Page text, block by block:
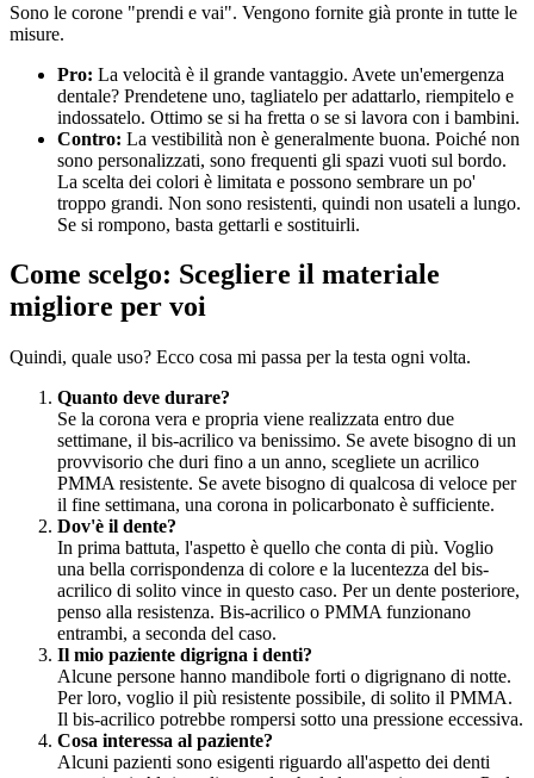
Sono le corone "prendi e vai". Vengono fornite già pronte in tutte le
misure.
Pro: La velocità è il grande vantaggio. Avete un'emergenza
dentale? Prendetene uno, tagliatelo per adattarlo, riempitelo e
indossatelo. Ottimo se si ha fretta o se si lavora con i bambini.
Contro: La vestibilità non è generalmente buona. Poiché non
sono personalizzati, sono frequenti gli spazi vuoti sul bordo.
La scelta dei colori è limitata e possono sembrare un po'
troppo grandi. Non sono resistenti, quindi non usateli a lungo.
Se si rompono, basta gettarli e sostituirli.
Come scelgo: Scegliere il materiale
migliore per voi
Quindi, quale uso? Ecco cosa mi passa per la testa ogni volta.
Quanto deve durare?
Se la corona vera e propria viene realizzata entro due
settimane, il bis-acrilico va benissimo. Se avete bisogno di un
provvisorio che duri fino a un anno, scegliete un acrilico
PMMA resistente. Se avete bisogno di qualcosa di veloce per
il fine settimana, una corona in policarbonato è sufficiente.
Dov'è il dente?
In prima battuta, l'aspetto è quello che conta di più. Voglio
una bella corrispondenza di colore e la lucentezza del bis-
acrilico di solito vince in questo caso. Per un dente posteriore,
penso alla resistenza. Bis-acrilico o PMMA funzionano
entrambi, a seconda del caso.
Il mio paziente digrigna i denti?
Alcune persone hanno mandibole forti o digrignano di notte.
Per loro, voglio il più resistente possibile, di solito il PMMA.
Il bis-acrilico potrebbe rompersi sotto una pressione eccessiva.
Cosa interessa al paziente?
Alcuni pazienti sono esigenti riguardo all'aspetto dei denti